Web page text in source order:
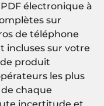
électronique à
sur
de téléphone
incluses sur votre
produit
les plus
chaque